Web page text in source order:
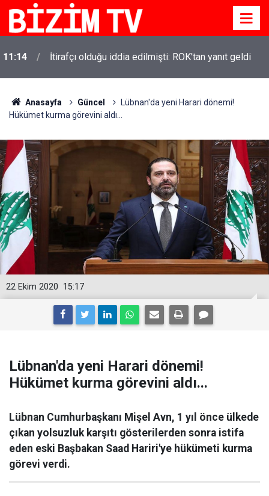
11:14 İtirafçı olduğu iddia edilmişti: ROK'tan yanıt geldi
Anasayfa Güncel
Lübnan'da yeni Harari dönemi!
Hükümet kurma görevini aldı...
15:17
22 Ekim 2020
Lübnan'da yeni Harari dönemi!
Hükümet kurma görevini aldı...
Lübnan Cumhurbaşkanı Mişel Avn, 1 yıl önce ülkede
çıkan yolsuzluk karşıtı gösterilerden sonra istifa
eden eski Başbakan Saad Hariri'ye hükümeti kurma
görevi verdi.